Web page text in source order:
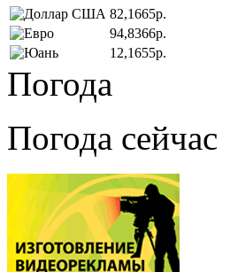
82,1665р.
94,8366р.
12,1655р.
Погода
Погода сейчас